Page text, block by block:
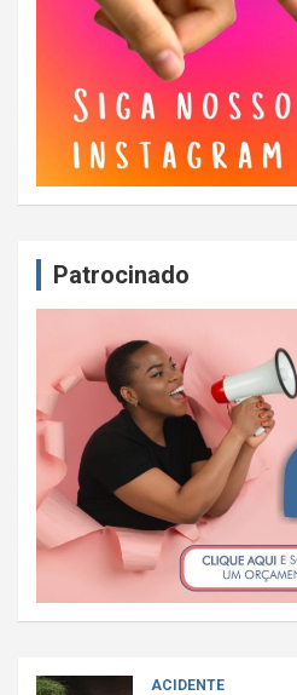
Patrocinado
ACIDENTE